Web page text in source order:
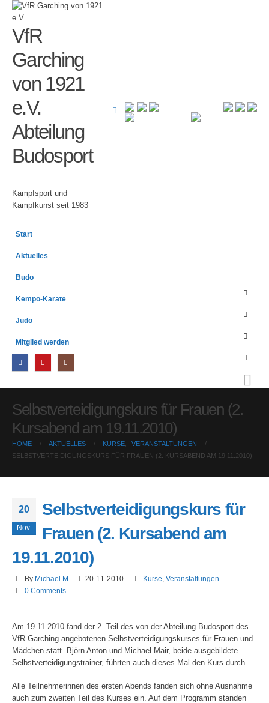
VfR
Garching
von 1921
e.V.
Abteilung
Budosport
Kampfsport und
Kampfkunst seit 1983
Start
Aktuelles
Budo
Kempo-Karate
Judo
Mitglied werden
Selbstverteidigungskurs für Frauen (2.
Kursabend am 19.11.2010)
HOME AKTUELLES KURSE
VERANSTALTUNGEN
SELBSTVERTEIDIGUNGSKURS FÜR FRAUEN (2. KURSABEND AM 19.11.2010)
20
Nov.
Selbstverteidigungskurs für
Frauen (2. Kursabend am
19.11.2010)
By Michael M. 20-11-2010 Kurse ,Veranstaltungen
0 Comments
Am 19.11.2010 fand der 2. Teil des von der Abteilung Budosport des
VfR Garching angebotenen Selbstverteidigungskurses für Frauen und
Mädchen statt. Björn Anton und Michael Mair, beide ausgebildete
Selbstverteidigungstrainer, führten auch dieses Mal den Kurs durch.
Alle Teilnehmerinnen des ersten Abends fanden sich ohne Ausnahme
auch zum zweiten Teil des Kurses ein. Auf dem Programm standen